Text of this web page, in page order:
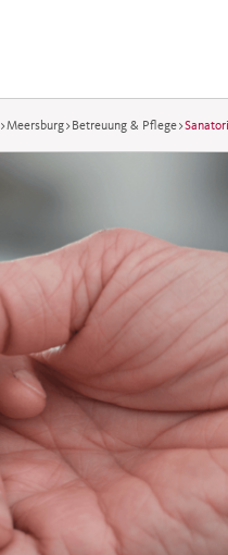
>Meersburg> Betreuung & Pflege>